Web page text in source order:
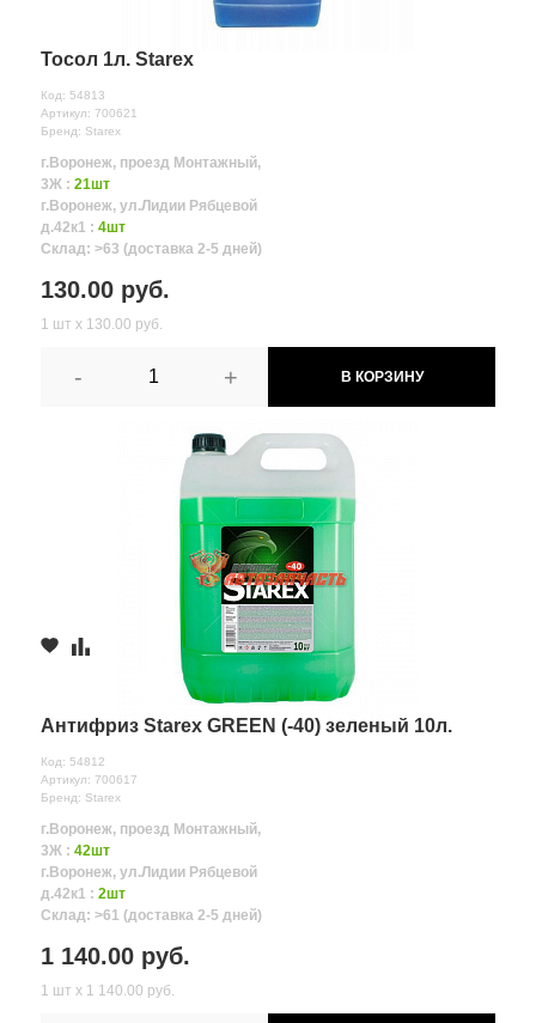
Тосол 1л. Starex
Код: 54813
Артикул: 700621
Бренд: Starex
г.Воронеж, проезд Монтажный,
3Ж : 21шт
г.Воронеж, ул.Лидии Рябцевой
д.42к1 : 4шт
Склад: >63 (доставка 2-5 дней)
130.00 руб.
1 шт х 130.00 руб.
- + В КОРЗИНУ
Антифриз Starex GREEN (-40) зеленый 10л.
Код: 54812
Артикул: 700617
Бренд: Starex
г.Воронеж, проезд Монтажный,
3Ж : 42шт
г.Воронеж, ул.Лидии Рябцевой
д.42к1 : 2шт
Склад: >61 (доставка 2-5 дней)
1 140.00 руб.
1 шт х 1 140.00 руб.